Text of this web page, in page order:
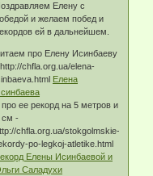
Елену с
и желаем побед и
ей в дальнейшем.
про Елену Исинбаеву
chfla.org.ua/elena-
Елена
про ее рекорд на 5 метров и
см -
chfla.org.ua/stokgolmskie-
po-legkoj-atletike.html
Елены Исинбаевой и
Саладухи